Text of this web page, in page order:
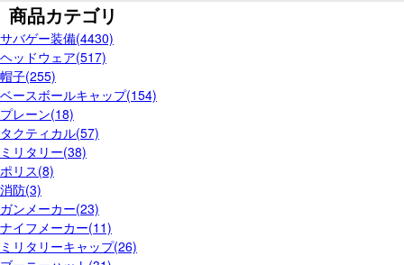
商品カテゴリ
サバゲー装備(4430)
ヘッドウェア(517)
帽子(255)
ベースボールキャップ(154)
プレーン(18)
タクティカル(57)
ミリタリー(38)
ポリス(8)
消防(3)
ガンメーカー(23)
ナイフメーカー(11)
ミリタリーキャップ(26)